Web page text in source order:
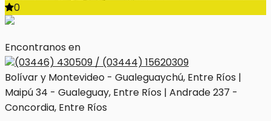
0
Encontranos en
(03446) 430509 / (03444) 15620309
Bolívar y Montevideo - Gualeguaychú, Entre Ríos |
Maipú 34 - Gualeguay, Entre Ríos | Andrade 237 -
Concordia, Entre Ríos